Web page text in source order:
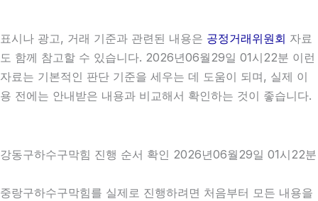
표시나 광고, 거래 기준과 관련된 내용은 공정거래위원회 자료
도 함께 참고할 수 있습니다. 2026년06월29일 01시22분 이런
자료는 기본적인 판단 기준을 세우는 데 도움이 되며, 실제 이
용 전에는 안내받은 내용과 비교해서 확인하는 것이 좋습니다.
강동구하수구막힘 진행 순서 확인 2026년06월29일 01시22분
중랑구하수구막힘를 실제로 진행하려면 처음부터 모든 내용을